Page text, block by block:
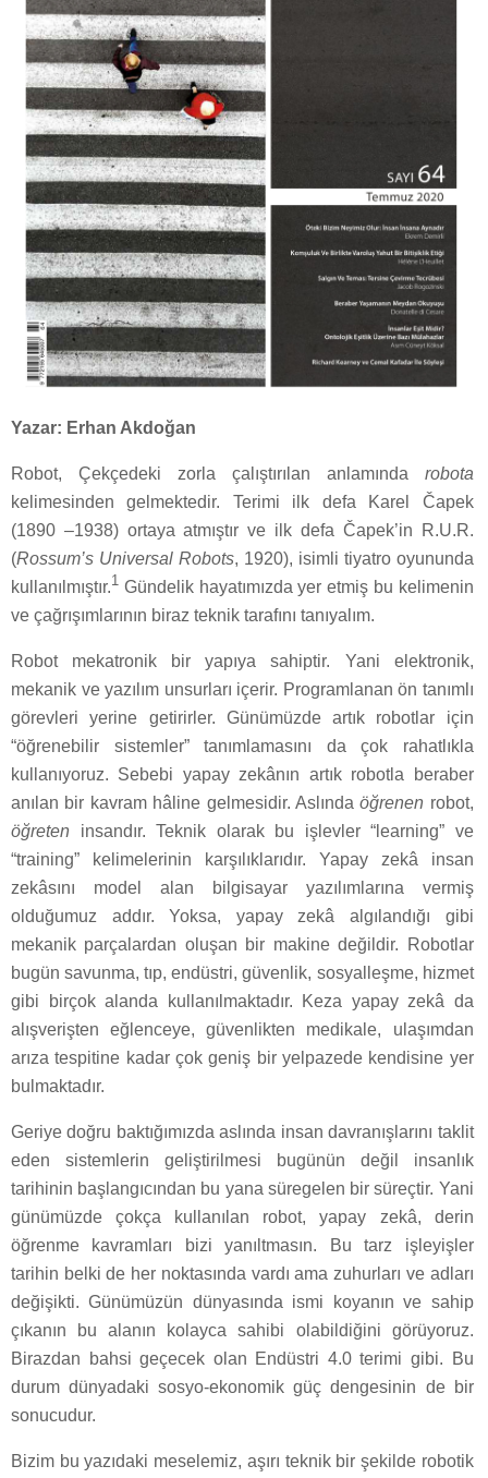
Yazar: Erhan Akdoğan
Robot, Çekçedeki zorla çalıştırılan anlamında robota
kelimesinden gelmektedir. Terimi ilk defa Karel Čapek
(1890 –1938) ortaya atmıştır ve ilk defa Čapek’in R.U.R.
(Rossum’s Universal Robots, 1920), isimli tiyatro oyununda
kullanılmıştır.1 Gündelik hayatımızda yer etmiş bu kelimenin
ve çağrışımlarının biraz teknik tarafını tanıyalım.
Robot mekatronik bir yapıya sahiptir. Yani elektronik,
mekanik ve yazılım unsurları içerir. Programlanan ön tanımlı
görevleri yerine getirirler. Günümüzde artık robotlar için
“öğrenebilir sistemler” tanımlamasını da çok rahatlıkla
kullanıyoruz. Sebebi yapay zekânın artık robotla beraber
anılan bir kavram hâline gelmesidir. Aslındaöğrenen robot,
öğreten insandır. Teknik olarak bu işlevler “learning” ve
“training” kelimelerinin karşılıklarıdır. Yapay zekâ insan
zekâsını model alan bilgisayar yazılımlarına vermiş
olduğumuz addır. Yoksa, yapay zekâ algılandığı gibi
mekanik parçalardan oluşan bir makine değildir. Robotlar
bugün savunma, tıp, endüstri, güvenlik, sosyalleşme, hizmet
gibi birçok alanda kullanılmaktadır. Keza yapay zekâ da
alışverişten eğlenceye, güvenlikten medikale, ulaşımdan
arıza tespitine kadar çok geniş bir yelpazede kendisine yer
bulmaktadır.
Geriye doğru baktığımızda aslında insan davranışlarını taklit
eden sistemlerin geliştirilmesi bugünün değil insanlık
tarihinin başlangıcından bu yana süregelen bir süreçtir. Yani
günümüzde çokça kullanılan robot, yapay zekâ, derin
öğrenme kavramları bizi yanıltmasın. Bu tarz işleyişler
tarihin belki de her noktasında vardı ama zuhurları ve adları
değişikti. Günümüzün dünyasında ismi koyanın ve sahip
çıkanın bu alanın kolayca sahibi olabildiğini görüyoruz.
Birazdan bahsi geçecek olan Endüstri 4.0 terimi gibi. Bu
durum dünyadaki sosyo-ekonomik güç dengesinin de bir
sonucudur.
Bizim bu yazıdaki meselemiz, aşırı teknik bir şekilde robotik